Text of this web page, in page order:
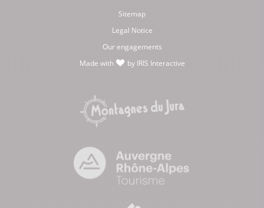
Sitemap
Legal Notice
Our engagements
Made with
by IRIS Interactive